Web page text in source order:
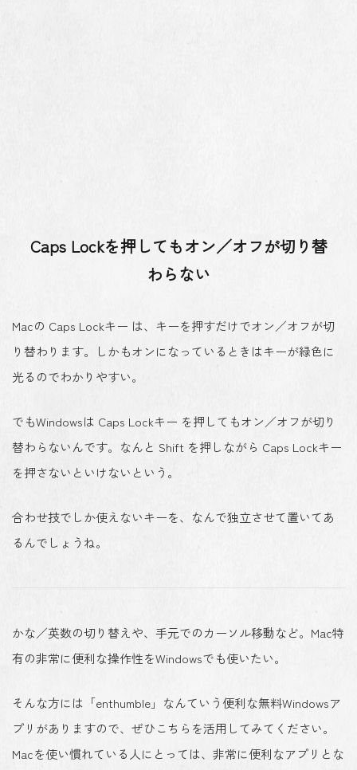
Caps Lockを押してもオン／オフが切り替
わらない
Macの Caps Lockキー は、キーを押すだけでオン／オフが切
り替わります。しかもオンになっているときはキーが緑色に
光るのでわかりやすい。
でもWindowsは Caps Lockキー を押してもオン／オフが切り
替わらないんです。なんと Shift を押しながら Caps Lockキー
を押さないといけないという。
合わせ技でしか使えないキーを、なんで独立させて置いてあ
るんでしょうね。
かな／英数の切り替えや、手元でのカーソル移動など。Mac特
有の非常に便利な操作性をWindowsでも使いたい。
そんな方には「enthumble」なんていう便利な無料Windowsア
プリがありますので、ぜひこちらを活用してみてください。
Macを使い慣れている人にとっては、非常に便利なアプリとな